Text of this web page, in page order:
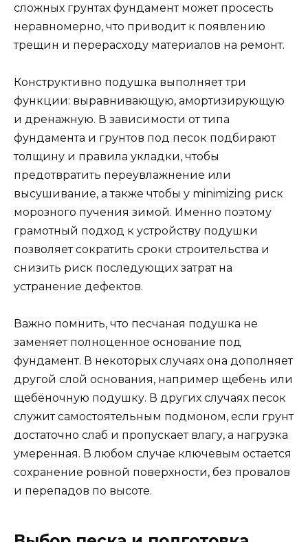
сложных грунтах фундамент может просесть
неравномерно, что приводит к появлению
трещин и перерасходу материалов на ремонт.
Конструктивно подушка выполняет три
функции: выравнивающую, амортизирующую
и дренажную. В зависимости от типа
фундамента и грунтов под песок подбирают
толщину и правила укладки, чтобы
предотвратить переувлажнение или
высушивание, а также чтобы у minimizing риск
морозного пучения зимой. Именно поэтому
грамотный подход к устройству подушки
позволяет сократить сроки строительства и
снизить риск последующих затрат на
устранение дефектов.
Важно помнить, что песчаная подушка не
заменяет полноценное основание под
фундамент. В некоторых случаях она дополняет
другой слой основания, например щебень или
щебёночную подушку. В других случаях песок
служит самостоятельным подмоном, если грунт
достаточно слаб и пропускает влагу, а нагрузка
умеренная. В любом случае ключевым остается
сохранение ровной поверхности, без провалов
и перепадов по высоте.